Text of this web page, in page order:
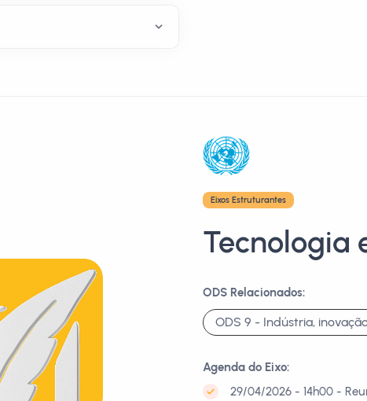
Eixos Estruturantes
Tecnologia
ODS Relacionados:
ODS 9 - Indústria,
Agenda do Eixo:
29/04/2026 - 14h00 -